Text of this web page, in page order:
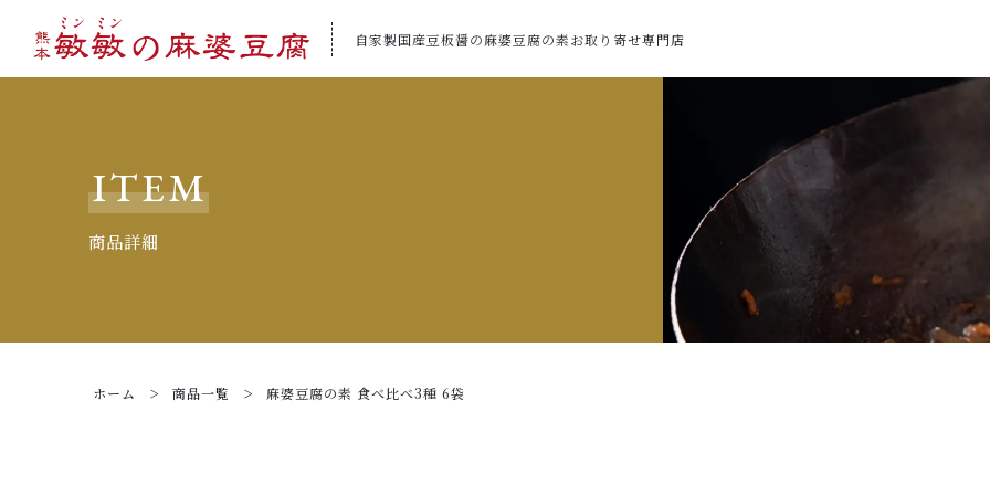
自家製国産豆板醤の麻婆豆腐の素お取り寄せ専門店
ITEM
商品詳細
ホーム 商品一覧 麻婆豆腐の素 食べ比べ3種 6袋
カートに商品を追加しました